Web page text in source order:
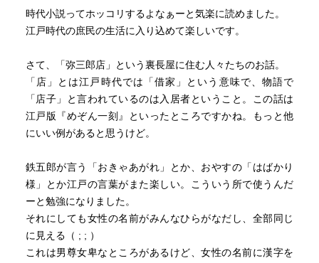
る。やり方を間違えてとんでもないことになることもあ
いでもありがたい。まさしく遠くの親戚より近くの他人。
最終話の長屋取り壊しの噂のオチは意外だった。しかし大
団円。宇江佐さんらしいスパイスもありながら、楽しく読
時代小説ってホッコリするよなぁーと気楽に読めました。
江戸時代の庶民の生活に入り込めて楽しいです。
さて、「弥三郎店」という裏長屋に住む人々たちのお話。
「店」とは江戸時代では「借家」という意味で、物語で
「店子」と言われているのは入居者ということ。この話は
江戸版『めぞん一刻』といったところですかね。もっと他
にいい例があると思うけど。
鉄五郎が言う「おきゃあがれ」とか、おやすの「はばかり
様」とか江戸の言葉がまた楽しい。こういう所で使うんだ
ーと勉強になりました。
それにしても女性の名前がみんなひらがなだし、全部同じ
に見える（ ; ; ）
これは男尊女卑なところがあるけど、女性の名前に漢字を